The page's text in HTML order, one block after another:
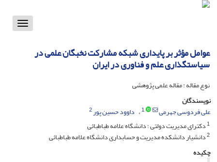
Toggle
عوامل مؤثر بر پایداری شبکه مشارکت نخبگان علمی در
سیاستگذاری علم و فناوری در ایران
نوع مقاله : مقاله علمی پژوهشی
نویسندگان
علی فردوسی جهرمی
1 داوود حسین پور2
1دکترای مدیریت دولتی ؛ دانشگاه علامه طباطبائی
2دانشیار دانشکده مدیریت و حسابداری دانشگاه علامه طباطبائی
چکیده